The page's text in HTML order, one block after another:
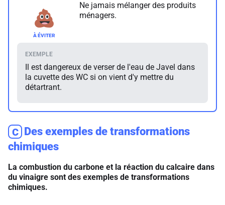
Ne jamais mélanger des produits
ménagers.
Il est dangereux de verser de l'eau de Javel dans
la cuvette des WC si on vient d'y mettre du
détartrant.
C Des exemples de transformations
chimiques
La combustion du carbone et la réaction du calcaire dans
du vinaigre sont des exemples de transformations
chimiques.